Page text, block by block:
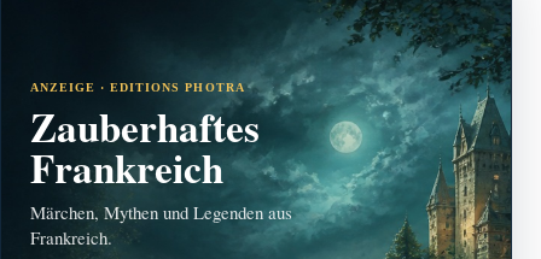
ANZEIGE · EDITIONS PHOTRA
Zauberhaftes
Frankreich
Märchen, Mythen und Legenden aus
Frankreich.